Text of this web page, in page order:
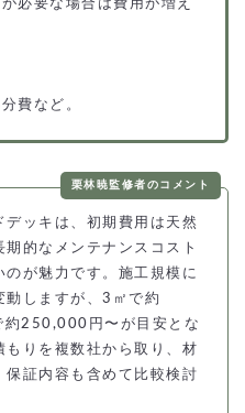
必要な場合は費用が増え
費など。
栗林暁監修者のコメント
デッキは、初期費用は天然
的なメンテナンスコスト
が魅力です。施工規模に
動しますが、3㎡で約
250,000円〜が目安とな
もりを複数社から取り、材
保証内容も含めて比較検討